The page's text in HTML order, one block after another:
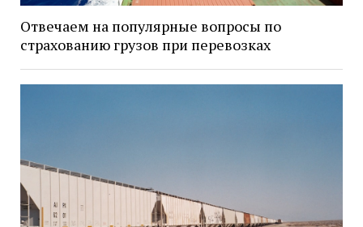
Отвечаем на популярные вопросы по
страхованию грузов при перевозках